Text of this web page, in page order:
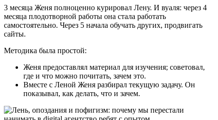
3 месяца Женя полноценно курировал Лену. И вуаля: через 4
месяца плодотворной работы она стала работать
самостоятельно. Через 5 начала обучать других, продвигать
сайты.
Методика была простой:
Женя предоставлял материал для изучения; советовал,
где и что можно почитать, зачем это.
Вместе с Леной Женя разбирал текущую задачу. Он
показывал, как делать, что и зачем.